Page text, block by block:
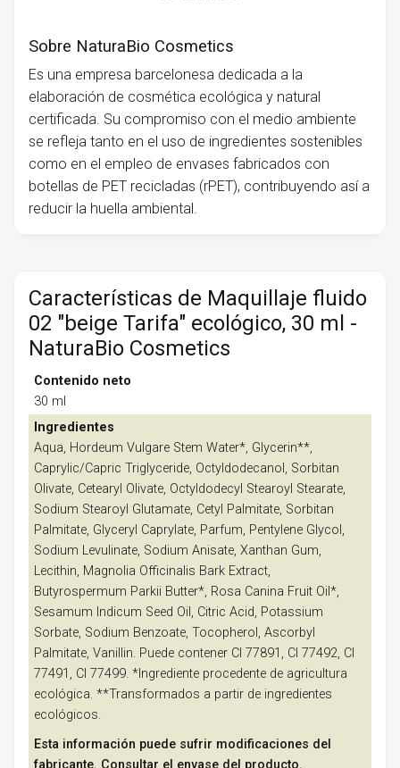
Sobre NaturaBio Cosmetics
Es una empresa barcelonesa dedicada a la
elaboración de cosmética ecológica y natural
certificada. Su compromiso con el medio ambiente
se refleja tanto en el uso de ingredientes sostenibles
como en el empleo de envases fabricados con
botellas de PET recicladas (rPET), contribuyendo así a
reducir la huella ambiental.
Características de Maquillaje fluido
02 "beige Tarifa" ecológico, 30 ml -
NaturaBio Cosmetics
Contenido neto
30 ml
Ingredientes
Aqua, Hordeum Vulgare Stem Water*, Glycerin**,
Caprylic/Capric Triglyceride, Octyldodecanol, Sorbitan
Olivate, Cetearyl Olivate, Octyldodecyl Stearoyl Stearate,
Sodium Stearoyl Glutamate, Cetyl Palmitate, Sorbitan
Palmitate, Glyceryl Caprylate, Parfum, Pentylene Glycol,
Sodium Levulinate, Sodium Anisate, Xanthan Gum,
Lecithin, Magnolia Officinalis Bark Extract,
Butyrospermum Parkii Butter*, Rosa Canina Fruit Oil*,
Sesamum Indicum Seed Oil, Citric Acid, Potassium
Sorbate, Sodium Benzoate, Tocopherol, Ascorbyl
Palmitate, Vanillin. Puede contener CI 77891, CI 77492, CI
77491, CI 77499. *Ingrediente procedente de agricultura
ecológica. **Transformados a partir de ingredientes
ecológicos.
Esta información puede sufrir modificaciones del